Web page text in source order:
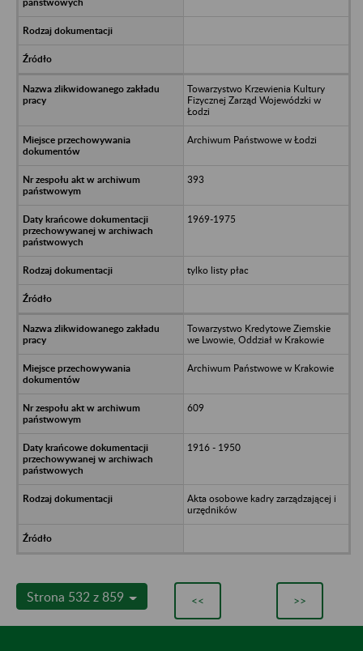
Towarzystwo Krzewienia Kultury
Fizycznej Zarząd Wojewódzki w
Łodzi
Archiwum Państwowe w Łodzi
393
1969-1975
tylko listy płac
Towarzystwo Kredytowe Ziemskie
we Lwowie, Oddział w Krakowie
Archiwum Państwowe w Krakowie
609
1916 - 1950
Akta osobowe kadry zarządzającej i
urzędników
Strona 532 z 859 << >>